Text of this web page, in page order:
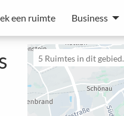
een ruimte Business
5 Ruimtes in dit gebied.